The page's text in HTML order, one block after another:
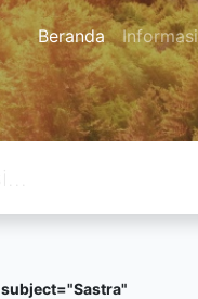
Beranda Informasi
subject="Sastra"